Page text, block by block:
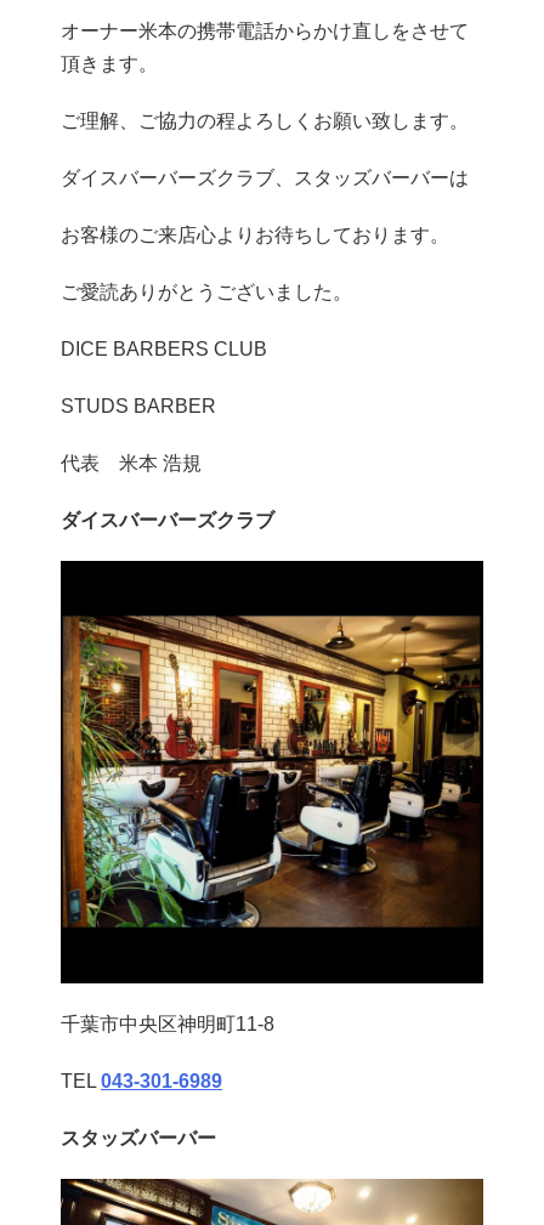
オーナー米本の携帯電話からかけ直しをさせて
頂きます。
ご理解、ご協力の程よろしくお願い致します。
ダイスバーバーズクラブ、スタッズバーバーは
お客様のご来店心よりお待ちしております。
ご愛読ありがとうございました。
DICE BARBERS CLUB
STUDS BARBER
代表 米本 浩規
ダイスバーバーズクラブ
千葉市中央区神明町11-8
TEL 043‐301‐6989
スタッズバーバー